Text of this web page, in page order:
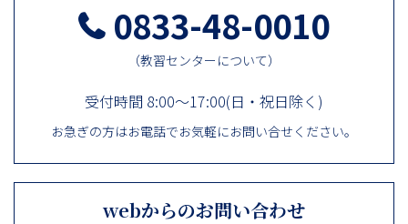
0833-48-0010
（教習センターについて）
受付時間 8:00～17:00(日・祝日除く)
お急ぎの方はお電話でお気軽にお問い合せください。
webからのお問い合わせ